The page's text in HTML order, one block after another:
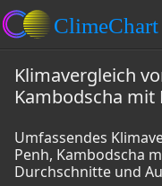
Klimavergleich
Kambodscha mit
Umfassendes
Penh, Kambodscha
Durchschnitte und